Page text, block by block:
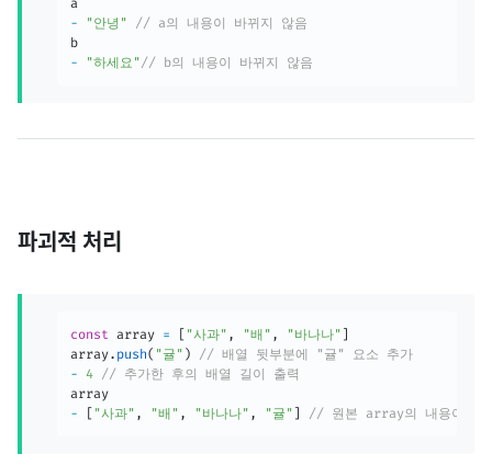
-
"안녕"
// a의 내용이 바뀌지 않음
-
"하세요" // b의 내용이 바뀌지 않음
파괴적 처리
const array = [ "사과" , "배" , "바나나" ]
array. push( "귤" )
// 배열 뒷부분에 "귤" 요소 추가
-
4
// 추가한 후의 배열 길이 출력
-
[ "사과" , "배" , "바나나" , "귤" ] // 원본 array의 내용이 바